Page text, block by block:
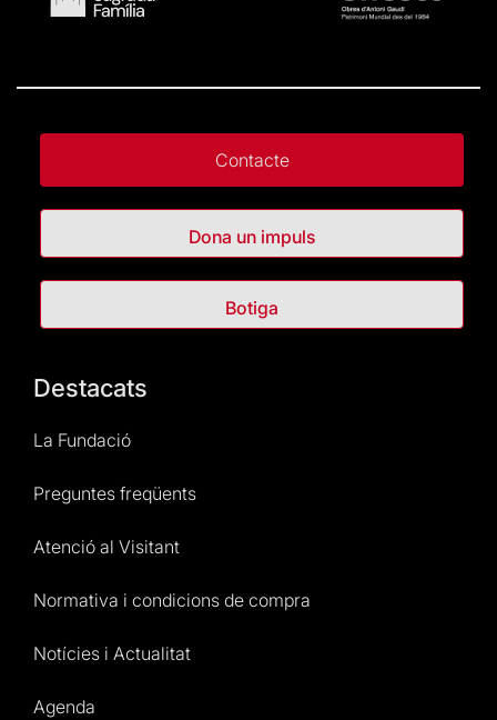
Contacte
Dona un impuls
Botiga
Destacats
La Fundació
Preguntes freqüents
Atenció al Visitant
Normativa i condicions de compra
Notícies i Actualitat
Agenda